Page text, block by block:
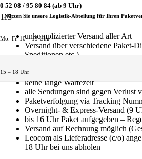
0 52 08 / 95 80 84 (ab 9 Uhr)
Mo.-Fr. 10 – 13 Uhr
15 – 18 Uhr
Nutzen Sie unsere Logistik-Abteilung für Ihren
unkomplizierter Versand aller Art
Versand über verschiedene Paket-
Speditionen etc.)
Sie hier ihren Versand mit UPS,
keine lange Wartezeit
alle Sendungen sind gegen Verlust
Paketverfolgung via Tracking
Overnight- & Express-Versand (9
bis 16 Uhr Paket aufgegeben –
Versand auf Rechnung möglich
Leocom als Lieferadresse (c/o)
18 Uhr bei uns abholen